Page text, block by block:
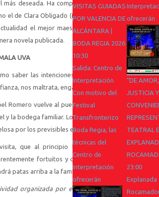
VISITAS GUIADAS
POR VALENCIA DE
ALCÁNTARA |
BODA REGIA 2026
10:30
Salida: Centro de
Interpretación
Con motivo del
Festival
Transfronterizo
Boda Regia, las
técnicas del
Centro de
Interpretación
ofrecerán
ofrecerán
“DE AMOR,
JUSTICIA Y
TEATRAL
23:00
Explanada
más deseada. Ha compartido experiencias y
el de Clara Obligado (Madrid), que instauró el
el mejor maestro literario en castellano,
novela publicada.
UVA
saber las intenciones de alguien que dice
nos maltrata, engaña y olvida?
Romero vuelve al pueblo de su infancia después
y la bodega familiar. Lo hace ilusionada por el
por los previsibles encontronazos con Manuel,
que al principio tiene un cariz de negocios
fortuitos y cada vez más peligrosos,
patas arriba a la familia Romero y descubrirá las
organizada por el Ayuntamiento de